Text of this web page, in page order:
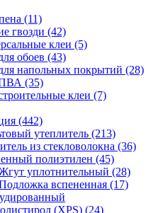
(11)
гвозди (42)
клеи (5)
обоев (43)
напольных покрытий (28)
(35)
клеи (7)
(442)
утеплитель (213)
из стекловолокна (36)
полиэтилен (45)
уплотнительный (28)
вспененная (17)
(XPS) (24)